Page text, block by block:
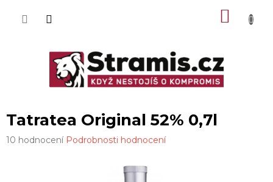
Tatratea Original 52% 0,7l
Průměrné
10 hodnocení Podrobnosti hodnocení